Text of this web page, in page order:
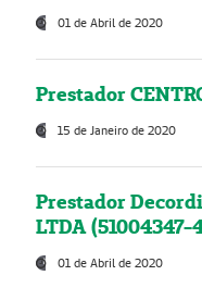
01 de Abril de 2020
Prestador
15 de Janeiro de 2020
Prestador
LTDA (51004347-
01 de Abril de 2020